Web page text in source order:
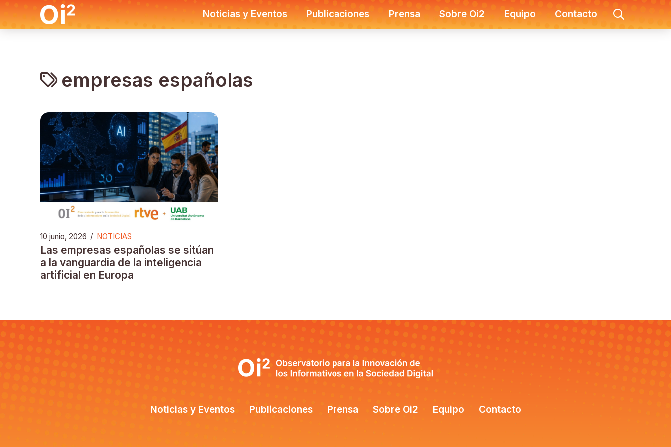
Noticias y Eventos Publicaciones Prensa Sobre Oi2 Equipo Contacto
empresas españolas
10 junio, 2026 / NOTICIAS
Las empresas españolas se sitúan
a la vanguardia de la inteligencia
artificial en Europa
Noticias y Eventos Publicaciones Prensa Sobre Oi2 Equipo Contacto